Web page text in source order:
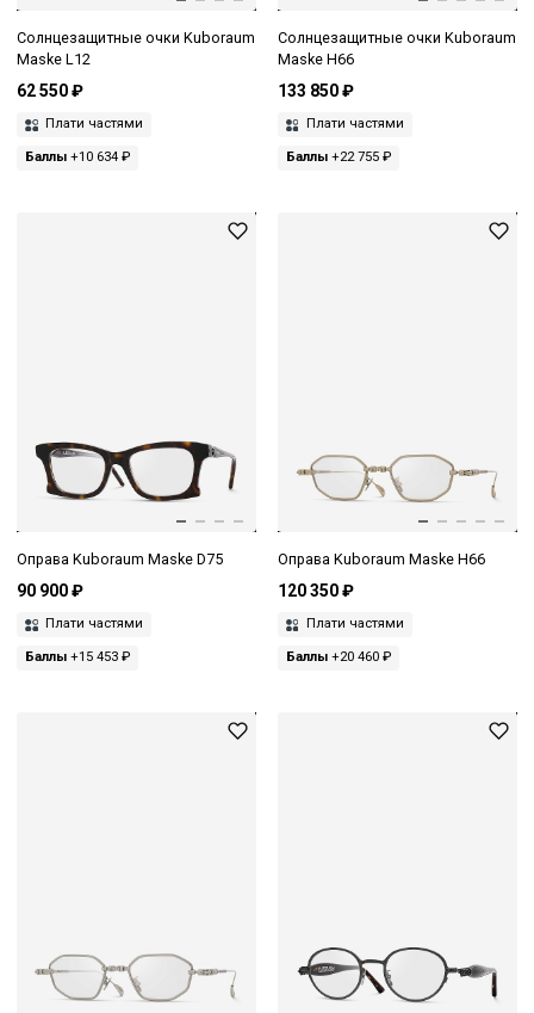
Солнцезащитные очки Kuboraum
Maske L12
62 550 ₽
Плати частями
Баллы +10 634 ₽
Солнцезащитные очки Kuboraum
Maske H66
133 850 ₽
Плати частями
Баллы+22 755 ₽
Оправа Kuboraum Maske D75
90 900 ₽
Плати частями
Баллы +15 453 ₽
Оправа Kuboraum Maske H66
120 350 ₽
Плати частями
Баллы+20 460 ₽